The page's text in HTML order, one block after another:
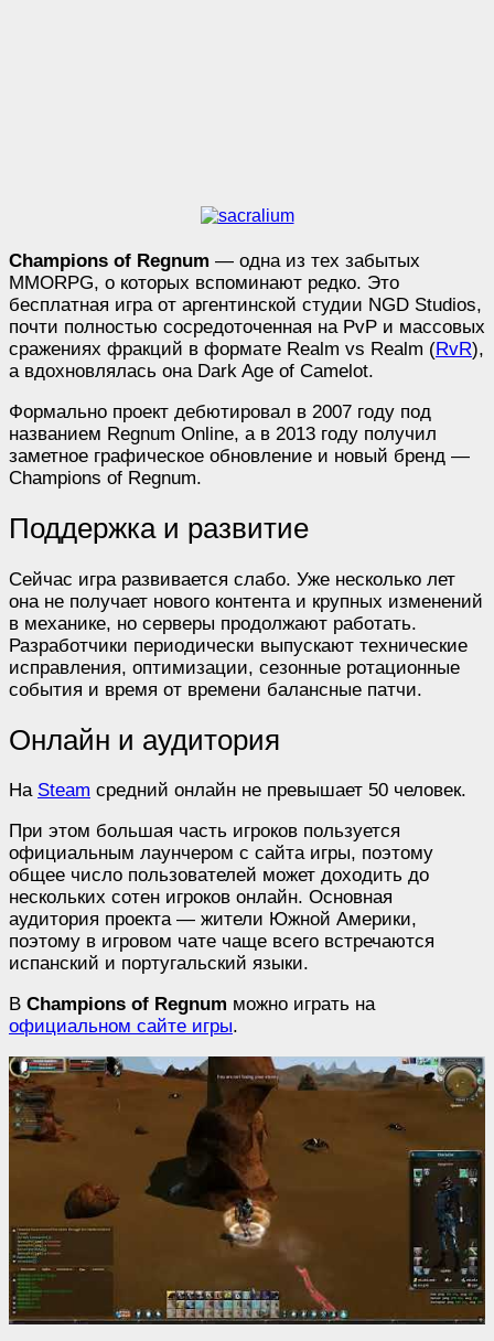
Champions of Regnum — одна из тех забытых
MMORPG, о которых вспоминают редко. Это
бесплатная игра от аргентинской студии NGD Studios,
почти полностью сосредоточенная на PvP и массовых
сражениях фракций в формате Realm vs Realm (RvR),
а вдохновлялась она Dark Age of Camelot.
Формально проект дебютировал в 2007 году под
названием Regnum Online, а в 2013 году получил
заметное графическое обновление и новый бренд —
Champions of Regnum.
Поддержка и развитие
Сейчас игра развивается слабо. Уже несколько лет
она не получает нового контента и крупных изменений
в механике, но серверы продолжают работать.
Разработчики периодически выпускают технические
исправления, оптимизации, сезонные ротационные
события и время от времени балансные патчи.
Онлайн и аудитория
На Steam средний онлайн не превышает 50 человек.
При этом большая часть игроков пользуется
официальным лаунчером с сайта игры, поэтому
общее число пользователей может доходить до
нескольких сотен игроков онлайн. Основная
аудитория проекта — жители Южной Америки,
поэтому в игровом чате чаще всего встречаются
испанский и португальский языки.
В Champions of Regnum можно играть на
официальном сайте игры.